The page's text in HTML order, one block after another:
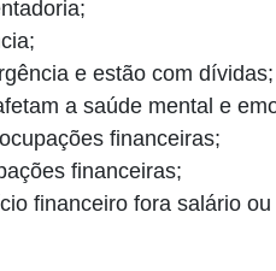
e estão com dívidas;
a saúde mental e
financeiras;
financeiras;
financeiro fora salário ou